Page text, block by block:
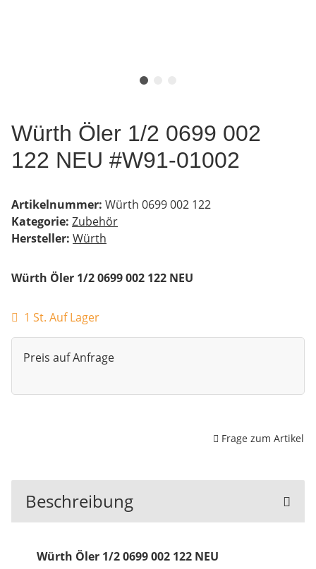
Würth Öler 1/2 0699 002
122 NEU #W91-01002
Artikelnummer: Würth 0699 002 122
Kategorie: Zubehör
Hersteller: Würth
Würth Öler 1/2 0699 002 122 NEU
1 St. Auf Lager
Preis auf Anfrage
Frage zum Artikel
Beschreibung
Würth Öler 1/2 0699 002 122 NEU